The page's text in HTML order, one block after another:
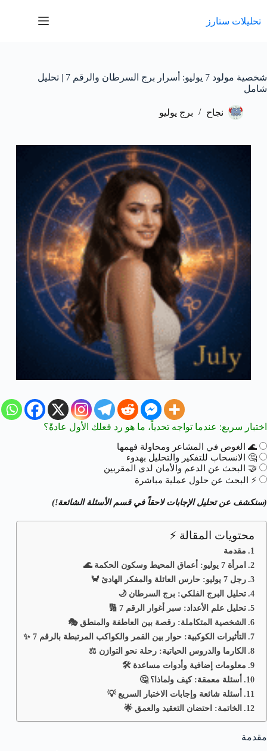
المحتوى
تحليلات ستارز
شخصية مولود 7 يوليو: أسرار برج السرطان والرقم 7 | تحليل
شامل
نجاح برج يوليو
اختبار سريع: عندما تواجه تحدياً، ما هو رد فعلك الأول عادةً؟
🌊 الغوص في المشاعر ومحاولة فهمها
🤔 الانسحاب للتفكير والتحليل بهدوء
🤝 البحث عن الدعم والأمان لدى المقربين
⚡️
البحث عن حلول عملية مباشرة
(سنكشف عن تحليل الإجابات لاحقاً في قسم الأسئلة الشائعة!)
محتويات المقالة ⚡
مقدمة
امرأة 7 يوليو: أعماق المحيط وسكون الحكمة 🌊
رجل 7 يوليو: حارس العائلة والمفكر الهادئ 🦀
تحليل البرج الفلكي: برج السرطان 🌙
تحليل علم الأعداد: سبر أغوار الرقم 7 🔢
الشخصية المتكاملة: رقصة بين العاطفة والمنطق 🎭
التأثيرات الكوكبية: حوار بين القمر والكواكب المرتبطة بالرقم 7 ✨
الكارما والدروس الحياتية: رحلة نحو التوازن ⚖️
معلومات إضافية وأدوات مساعدة 🛠️
أسئلة معمقة: كيف ولماذا؟ 🤔
أسئلة شائعة وإجابات الاختبار السريع 💡
الخاتمة: احتضان التعقيد والعمق 🌟
مقدمة